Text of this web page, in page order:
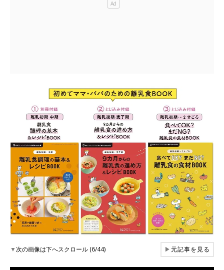
▼次の画像は下へスクロール (6/44) ▶元記事を見る